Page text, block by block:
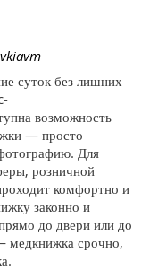
суток без лишних
возможность
— просто
Для
розничной
комфортно и
законно и
до двери или до
медкнижка срочно,